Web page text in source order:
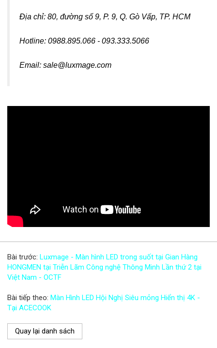
Địa chỉ: 80, đường số 9, P. 9, Q. Gò Vấp, TP. HCM
Hotline: 0988.895.066 - 093.333.5066
Email: sale@luxmage.com
Bài trước: Luxmage - Màn hình LED trong suốt tại Gian Hàng
HONGMEN tại Triễn Lãm Công nghệ Thông Minh Lần thứ 2 tại
Việt Nam - OCTF
Bài tiếp theo: Màn Hình LED Hội Nghị Siêu mỏng Hiển thị 4K -
Tại ACECOOK
Quay lại danh sách